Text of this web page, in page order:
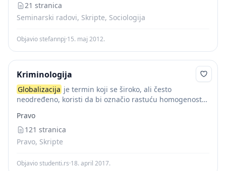
21 stranica
Seminarski radovi, Skripte, Sociologija
Objavio stefannpj·15. maj 2012.
Kriminologija
Globalizacija je termin koji se široko, ali često
neodređeno, koristi da bi označio rastuću homogenost
da je ovaj proces uglavnom vođen internacionalnim
tokovima...
Pravo
121 stranica
Pravo, Skripte
Objavio studenti.rs·18. april 2017.